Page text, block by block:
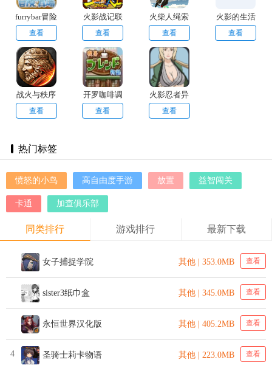
furrybar冒险
酒馆汉化版
查看
火影战记联
机版
查看
火柴人绳索
英雄2老版
本
查看
火影的生活
查看
战火与秩序
国际服
查看
开罗咖啡调
合物语
查看
火影忍者异
族崛起
查看
热门标签
愤怒的小鸟 高自由度手游 放置 益智闯关
卡通 加查俱乐部
同类排行 游戏排行 最新下载
女子捕捉学院 其他 | 353.0MB 查看
sister3纸巾盒 其他 | 345.0MB 查看
永恒世界汉化版 其他 | 405.2MB 查看
4 圣骑士莉卡物语 其他 | 223.0MB 查看